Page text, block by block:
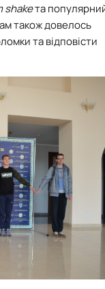
shakeта
також довелось
та відповісти